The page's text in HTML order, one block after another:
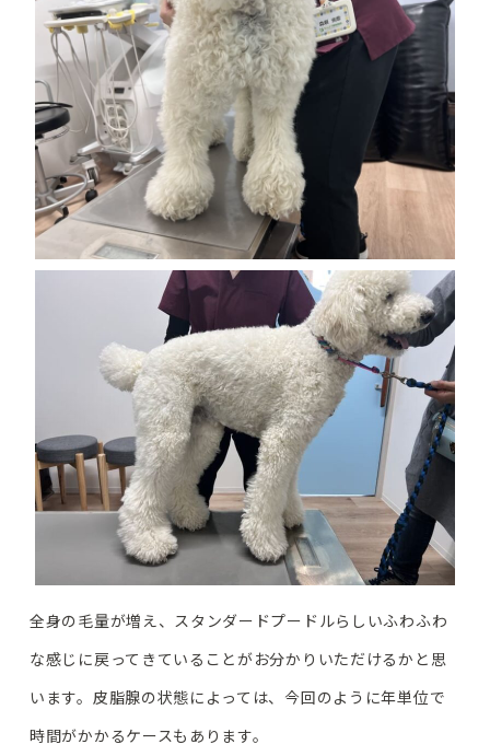
全身の毛量が増え、スタンダードプードルらしいふわふわ
な感じに戻ってきていることがお分かりいただけるかと思
います。皮脂腺の状態によっては、今回のように年単位で
時間がかかるケースもあります。